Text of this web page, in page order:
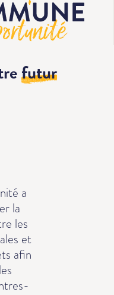
futur
a
la
les
et
afin